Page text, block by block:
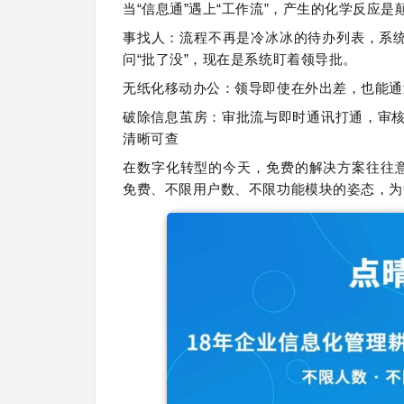
当“信息通”遇上“工作流”，产生的化学反应是
事找人：流程不再是冷冰冰的待办列表，系
问“批了没”，现在是系统盯着领导批。
无纸化移动办公：领导即使在外出差，也能
破除信息茧房：审批流与即时通讯打通，审
清晰可查
在数字化转型的今天，免费的解决方案往往
免费、不限用户数、不限功能模块的姿态，